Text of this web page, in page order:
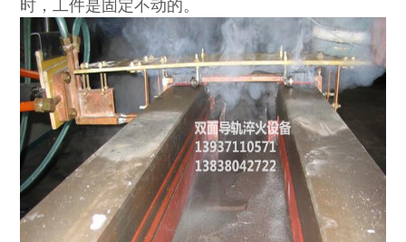
时，工件是固定不动的。